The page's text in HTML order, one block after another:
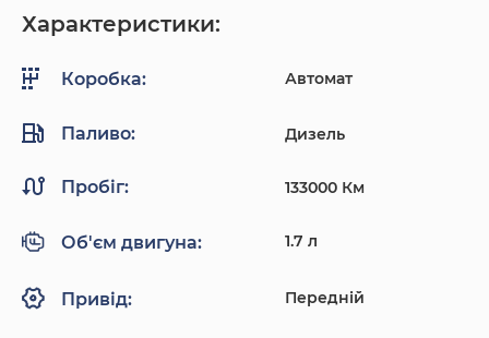
Характеристики:
Коробка: Автомат
Паливо: Дизель
Пробіг: 133000 Км
Об'єм двигуна: 1.7 л
Привід: Передній